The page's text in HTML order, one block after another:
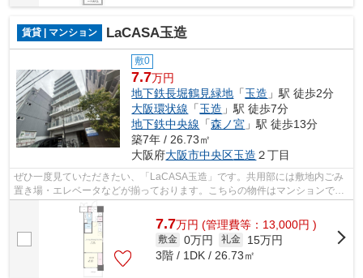
賃貸 | マンション LaCASA玉造
敷0
7.7万円
地下鉄長堀鶴見緑地 「玉造 」駅 徒歩2分
大阪環状線 「玉造 」駅 徒歩7分
地下鉄中央線 「森ノ宮 」駅 徒歩13分
築7年 / 26.73㎡
大阪府大阪市中央区玉造 ２丁目
ぜひ一度見ていただきたい、「LaCASA玉造」です。共用部には敷地内ごみ
置き場・エレベータなどが揃っております。こちらの物件はマンションで
す。付近に駅が2つあるので、用途や行き先...
7.7万円 (管理費等：13,000円 )
敷金 0万円 礼金
15万円
3階 / 1DK / 26.73㎡